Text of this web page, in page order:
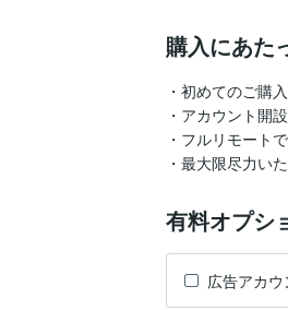
購入にあた
・初めてのご購
・アカウント開
・フルリモート
・最大限尽力い
有料オプシ
広告アカウ